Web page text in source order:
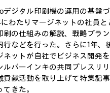
デジタル印刷機の運用の基盤
わたりマージネットの社員と
刷の仕組みの解説、戦略プラ
行などを行った。さらに1年、
ネットが自社でビジネス開発
ルバーインキの共同プレスリ
貢献活動を取り上げて特集記
きた。